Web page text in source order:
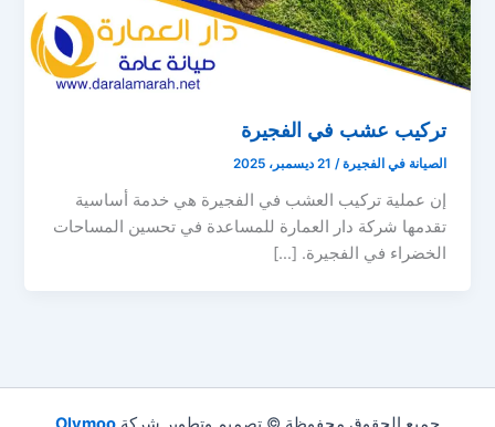
تركيب عشب في الفجيرة
الصيانة في الفجيرة/ 21 ديسمبر، 2025
إن عملية تركيب العشب في الفجيرة هي خدمة أساسية
تقدمها شركة دار العمارة للمساعدة في تحسين المساحات
الخضراء في الفجيرة. […]